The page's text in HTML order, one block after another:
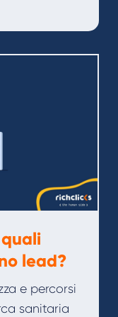
lead?
e percorsi
sanitaria